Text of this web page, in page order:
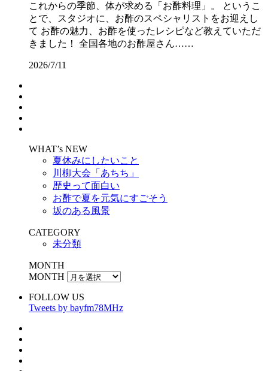
これからの季節、体が求める「お酢料理」。 というこ
とで、スタジオに、お酢のスペシャリストをお迎えし
て お酢の魅力、お酢を使ったレシピなど教えていただ
きました！ 全国各地のお酢屋さん……
2026/7/11
WHAT’s NEW
夏休みにしたいこと
川柳大会「あちち」
歴史って面白い
お酢で夏を元気にすごそう
坂のある風景
CATEGORY
未分類
MONTH
MONTH
FOLLOW US
Tweets by bayfm78MHz